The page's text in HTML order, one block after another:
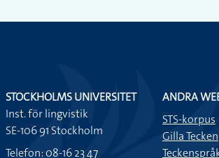
STOCKHOLMS UNIVERSITET
Inst. för lingvistik
SE-106 91 Stockholm
Telefon: 08-16 23 47
ANDRA
STS-korpus
Gilla Tecken